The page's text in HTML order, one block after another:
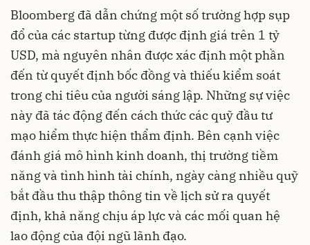
Bloomberg đã dẫn chứng một số trường hợp sụp
đổ của các startup từng được định giá trên 1 tỷ
USD, mà nguyên nhân được xác định một phần
đến từ quyết định bốc đồng và thiếu kiểm soát
trong chi tiêu của người sáng lập. Những sự việc
này đã tác động đến cách thức các quỹ đầu tư
mạo hiểm thực hiện thẩm định. Bên cạnh việc
đánh giá mô hình kinh doanh, thị trường tiềm
năng và tình hình tài chính, ngày càng nhiều quỹ
bắt đầu thu thập thông tin về lịch sử ra quyết
định, khả năng chịu áp lực và các mối quan hệ
lao động của đội ngũ lãnh đạo.